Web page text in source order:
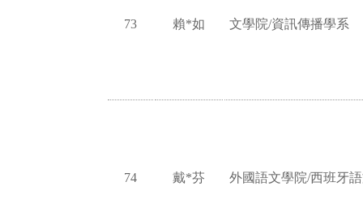
73 賴*如 文學院/資訊傳播學系
74 戴*芬 外國語文學院/西班牙